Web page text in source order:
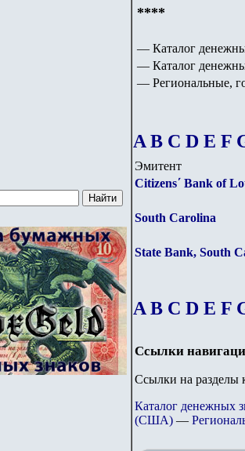
****
— Каталог
— Каталог
— Региональные,
A B C D E F
Эмитент
Citizens΄ Bank of
South Carolina
State Bank, South
A B C D E F
Ссылки
Ссылки на разделы
Каталог денежных
(США) —